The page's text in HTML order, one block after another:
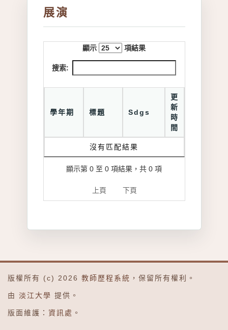
展演
顯示 項結果
搜索:
學年期 標題 Sdgs
更
新
時
間
沒有匹配結果
顯示第 0 至 0 項結果，共 0 項
上頁 下頁
版權所有 (c) 2026 教師歷程系統 ，保留所有權利。
由 淡江大學 提供。
版面維護： 資訊處 。